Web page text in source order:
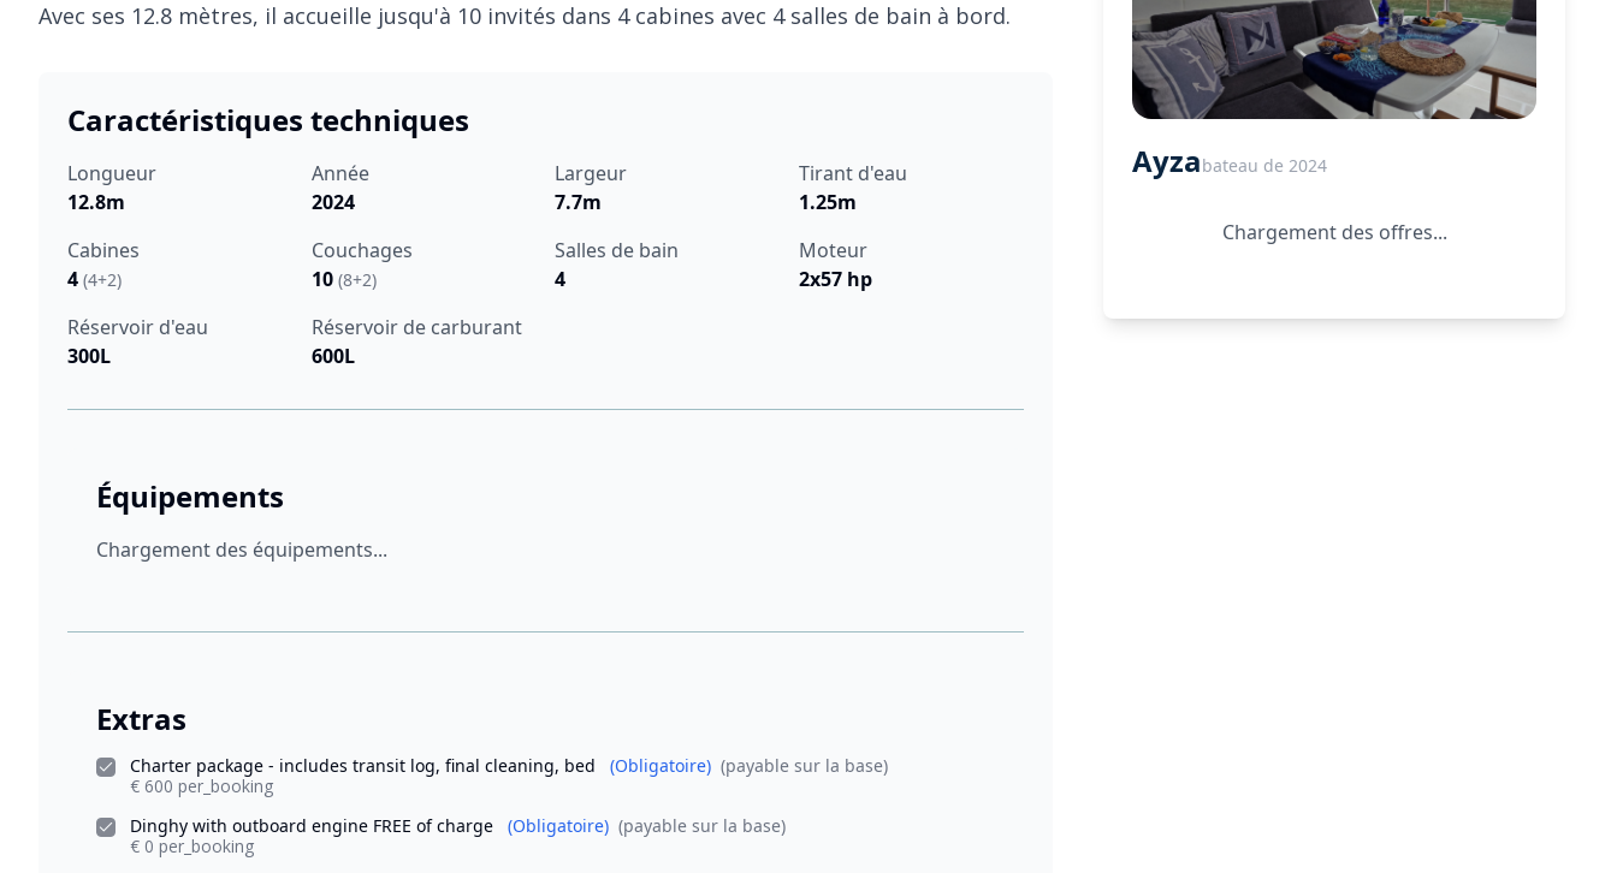
Avec ses 12.8 mètres, il accueille jusqu'à 10 invités dans 4 cabines avec 4 salles de bain à bord.
Caractéristiques techniques
Longueur
12.8m
Année
2024
Largeur
7.7m
Tirant d'eau
1.25m
Cabines
4 (4+2)
Couchages
10 (8+2)
Salles de bain
4
Moteur
2x57 hp
Réservoir d'eau
300L
Réservoir de carburant
600L
Équipements
Chargement des équipements...
Extras
Charter package - includes transit log, final cleaning, bed (Obligatoire) (payable sur la base)
€ 600 per_booking
Dinghy with outboard engine FREE of charge
(Obligatoire) (payable sur la base)
€ 0 per_booking
Ayzabateau de 2024
Chargement des offres...